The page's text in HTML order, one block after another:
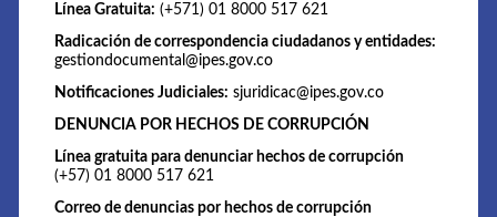
Línea Gratuita: (+571) 01 8000 517 621
Radicación de correspondencia ciudadanos y entidades:
gestiondocumental@ipes.gov.co
Notificaciones Judiciales: sjuridicac@ipes.gov.co
DENUNCIA POR HECHOS DE CORRUPCIÓN
Línea gratuita para denunciar hechos de corrupción
(+57) 01 8000 517 621
Correo de denuncias por hechos de corrupción